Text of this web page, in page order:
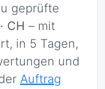
geprüfte
CH – mit
in 5 Tagen,
und
Auftrag